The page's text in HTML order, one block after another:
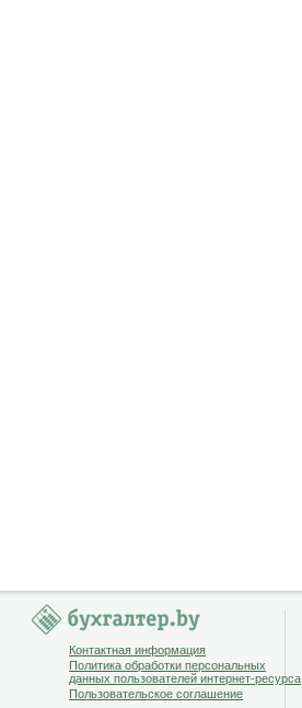
Контактная информация
Политика обработки персональных
данных пользователей интернет-ресурса
Пользовательское соглашение